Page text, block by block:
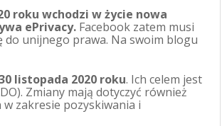
roku wchodzi w życie nowa
ePrivacy. Facebook zatem musi
do unijnego prawa. Na swoim blogu
listopada 2020 roku. Ich celem jest
Zmiany mają dotyczyć również
zakresie pozyskiwania i